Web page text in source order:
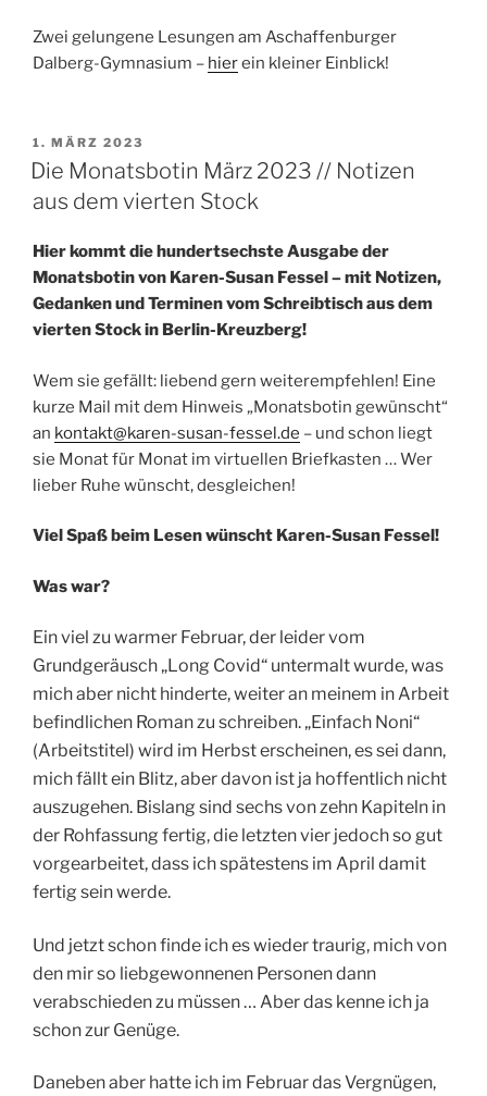
Zwei gelungene Lesungen am Aschaffenburger
Dalberg-Gymnasium – hierein kleiner Einblick!
VERÖFFENTLICHT
AM
1. MÄRZ 2023
Die Monatsbotin März 2023 // Notizen
aus dem vierten Stock
Hier kommt die hundertsechste Ausgabe der
Monatsbotin von Karen-Susan Fessel – mit Notizen,
Gedanken und Terminen vom Schreibtisch aus dem
vierten Stock in Berlin-Kreuzberg!
Wem sie gefällt: liebend gern weiterempfehlen! Eine
kurze Mail mit dem Hinweis „Monatsbotin gewünscht“
an kontakt@karen-susan-fessel.de – und schon liegt
sie Monat für Monat im virtuellen Briefkasten … Wer
lieber Ruhe wünscht, desgleichen!
Viel Spaß beim Lesen wünscht Karen-Susan Fessel!
Was war?
Ein viel zu warmer Februar, der leider vom
Grundgeräusch „Long Covid“ untermalt wurde, was
mich aber nicht hinderte, weiter an meinem in Arbeit
befindlichen Roman zu schreiben. „Einfach Noni“
(Arbeitstitel) wird im Herbst erscheinen, es sei dann,
mich fällt ein Blitz, aber davon ist ja hoffentlich nicht
auszugehen. Bislang sind sechs von zehn Kapiteln in
der Rohfassung fertig, die letzten vier jedoch so gut
vorgearbeitet, dass ich spätestens im April damit
fertig sein werde.
Und jetzt schon finde ich es wieder traurig, mich von
den mir so liebgewonnenen Personen dann
verabschieden zu müssen … Aber das kenne ich ja
schon zur Genüge.
Daneben aber hatte ich im Februar das Vergnügen,